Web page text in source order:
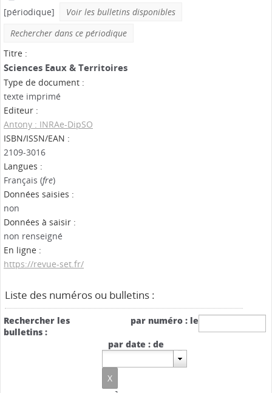
[périodique]
Voir les bulletins disponibles
Rechercher dans ce périodique
Titre :
Sciences Eaux & Territoires
Type de document :
texte imprimé
Editeur :
Antony : INRAe-DipSO
ISBN/ISSN/EAN :
2109-3016
Langues :
Français (fre)
Données saisies :
non
Données à saisir :
non renseigné
En ligne :
https://revue-set.fr/
Liste des numéros ou bulletins :
Rechercher les
bulletins :
par numéro : le
par date : de